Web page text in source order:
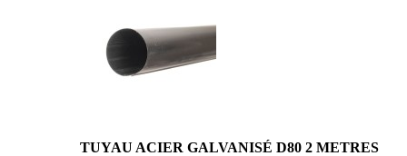
TUYAU ACIER GALVANISÉ D80 2 METRES